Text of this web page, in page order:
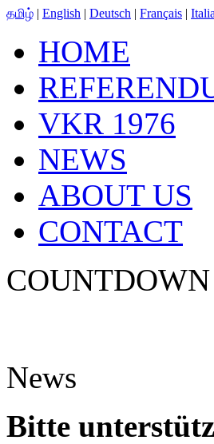
தமிழ் | English | Deutsch | Français |
HOME
VKR 1976
NEWS
ABOUT US
CONTACT
COUNTDOWN
News
Bitte